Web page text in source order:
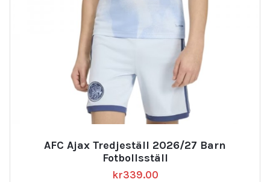
AFC Ajax Tredjeställ 2026/27 Barn
Fotbollsställ
kr339.00